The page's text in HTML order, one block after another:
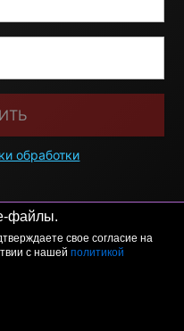
файлы.
свое согласие на
с нашей политикой
обработки